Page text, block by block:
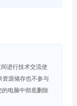
进行技术交流使
资源储存也不参与
的电脑中彻底删除